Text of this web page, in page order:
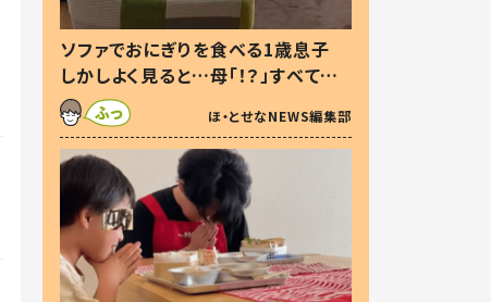
ソファでおにぎりを食べる1歳息子
しかしよく見ると…母「！？」すべてを
察した母の投稿に「可愛いから許
す！」「現行犯〜」
ほ・とせなNEWS編集部